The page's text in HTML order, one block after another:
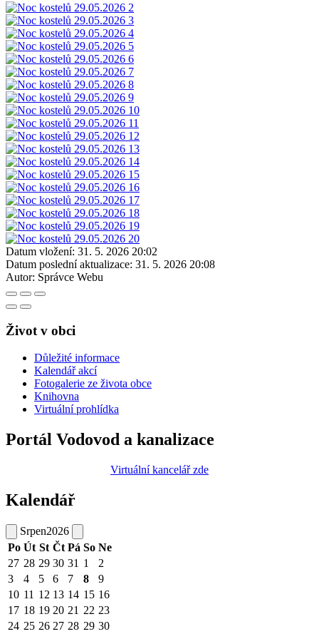
Datum vložení: 31. 5. 2026 20:02
Datum poslední aktualizace: 31. 5. 2026 20:08
Autor: Správce Webu
Život v obci
Důležité informace
Kalendář akcí
Fotogalerie ze života obce
Knihovna
Virtuální prohlídka
Portál Vodovod a kanalizace
Virtuální kancelář zde
Kalendář
Srpen2026
Po Út St Čt Pá So Ne
27 28 29 30 31 1
2
3
4 5 6 7 8
9
10 11 12 13 14 15 16
17 18 19 20 21 22 23
24 25 26 27 28 29 30